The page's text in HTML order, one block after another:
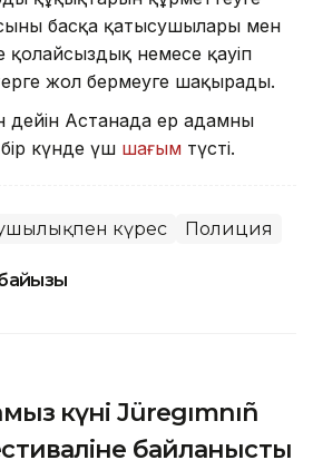
басқа қатысушылары мен
қолайсыздық немесе қауіп
жол бермеуге шақырады.
дейін Астанада ер адамның
күнде үш шағым түсті.
күрес Полиция
күні Jüregımnıñ
байланысты